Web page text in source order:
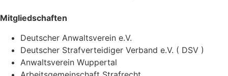
Mitgliedschaften
Deutscher Anwaltsverein e.V.
Deutscher Strafverteidiger Verband e.V. ( DSV )
Anwaltsverein Wuppertal